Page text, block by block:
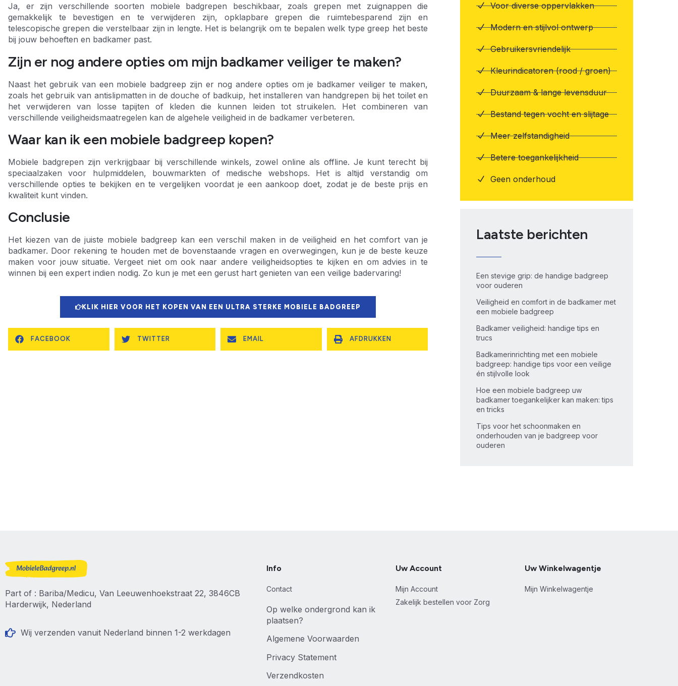
Ja, er zijn verschillende soorten mobiele badgrepen beschikbaar, zoals grepen met zuignappen die
gemakkelijk te bevestigen en te verwijderen zijn, opklapbare grepen die ruimtebesparend zijn en
telescopische grepen die verstelbaar zijn in lengte. Het is belangrijk om te bepalen welk type greep het beste
bij jouw behoeften en badkamer past.
Zijn er nog andere opties om mijn badkamer veiliger te maken?
Naast het gebruik van een mobiele badgreep zijn er nog andere opties om je badkamer veiliger te maken,
zoals het gebruik van antislipmatten in de douche of badkuip, het installeren van handgrepen bij het toilet en
het verwijderen van losse tapijten of kleden die kunnen leiden tot struikelen. Het combineren van
verschillende veiligheidsmaatregelen kan de algehele veiligheid in de badkamer verbeteren.
Waar kan ik een mobiele badgreep kopen?
Mobiele badgrepen zijn verkrijgbaar bij verschillende winkels, zowel online als offline. Je kunt terecht bij
speciaalzaken voor hulpmiddelen, bouwmarkten of medische webshops. Het is altijd verstandig om
verschillende opties te bekijken en te vergelijken voordat je een aankoop doet, zodat je de beste prijs en
kwaliteit kunt vinden.
Conclusie
Het kiezen van de juiste mobiele badgreep kan een verschil maken in de veiligheid en het comfort van je
badkamer. Door rekening te houden met de bovenstaande vragen en overwegingen, kun je de beste keuze
maken voor jouw situatie. Vergeet niet om ook naar andere veiligheidsopties te kijken en om advies in te
winnen bij een expert indien nodig. Zo kun je met een gerust hart genieten van een veilige badervaring!
KLIK HIER VOOR HET KOPEN VAN EEN ULTRA STERKE MOBIELE BADGREEP
FACEBOOK TWITTER EMAIL AFDRUKKEN
Voor diverse oppervlakken
Modern en stijlvol ontwerp
Gebruikersvriendelijk
Kleurindicatoren (rood / groen)
Duurzaam & lange levensduur
Bestand tegen vocht en slijtage
Meer zelfstandigheid
Betere toegankelijkheid
Geen onderhoud
Laatste berichten
Een stevige grip: de handige badgreep
voor ouderen
Veiligheid en comfort in de badkamer met
een mobiele badgreep
Badkamer veiligheid: handige tips en
trucs
Badkamerinrichting met een mobiele
badgreep: handige tips voor een veilige
én stijlvolle look
Hoe een mobiele badgreep uw
badkamer toegankelijker kan maken: tips
en tricks
Tips voor het schoonmaken en
onderhouden van je badgreep voor
ouderen
Part of : Bariba/Medicu, Van Leeuwenhoekstraat 22, 3846CB
Harderwijk, Nederland
Wij verzenden vanuit Nederland binnen 1-2 werkdagen
Info
Contact
Op welke ondergrond kan ik
plaatsen?
Algemene Voorwaarden
Privacy Statement
Verzendkosten
Uw Account
Mijn Account
Zakelijk bestellen voor Zorg
Uw Winkelwagentje
Mijn Winkelwagentje